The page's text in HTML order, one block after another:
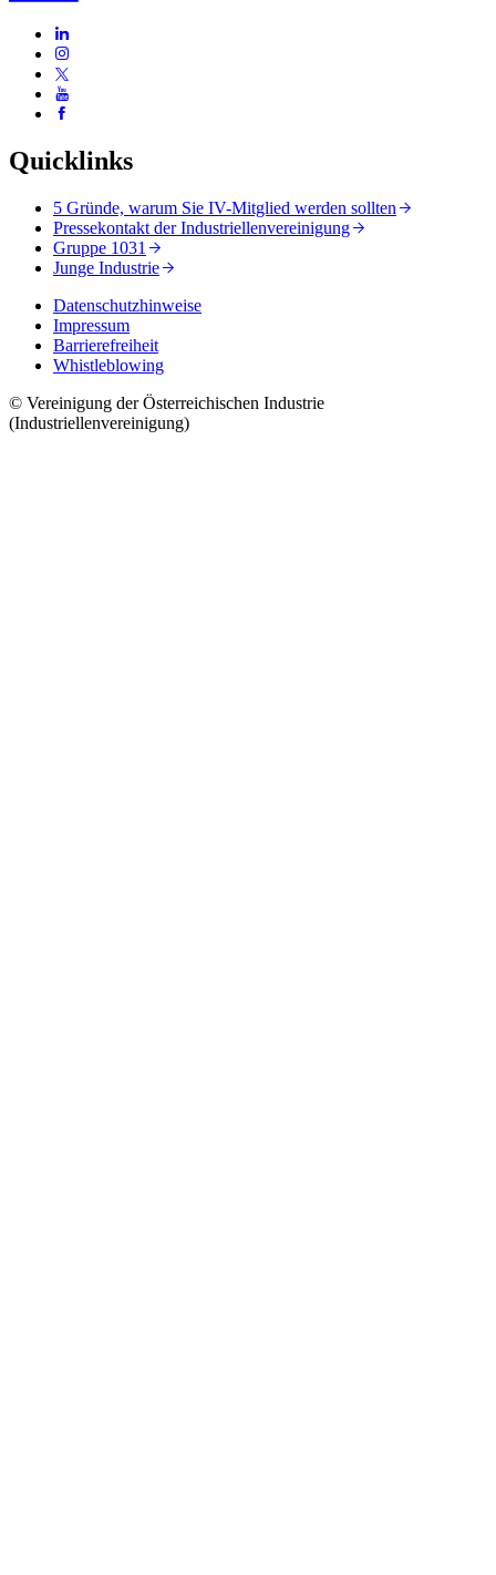
Quicklinks
5 Gründe, warum Sie IV-Mitglied werden sollten
Pressekontakt der Industriellenvereinigung
Gruppe 1031
Junge Industrie
Datenschutzhinweise
Impressum
Barrierefreiheit
Whistleblowing
© Vereinigung der Österreichischen Industrie
(Industriellenvereinigung)